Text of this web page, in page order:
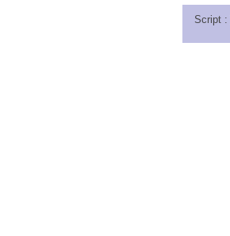
Script :